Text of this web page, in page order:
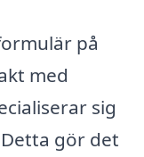
på
med
sig
gör det